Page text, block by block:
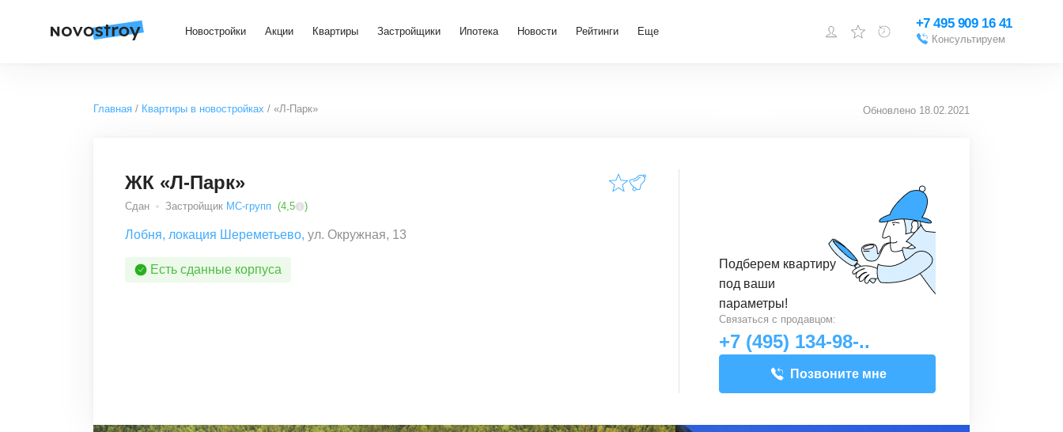
Новостройки Акции Квартиры Застройщики Ипотека Новости Рейтинги Еще
Добавить объект
+7 495 909 16 41
Консультируем
Главная Квартиры в новостройках «Л-Парк» Обновлено 18.02.2021
ЖК «Л-Парк»
Сдан Застройщик МС-групп (4,5 )
Лобня, локация Шереметьево, ул. Окружная, 13
Есть сданные корпуса Подберем квартиру
под ваши
параметры!
Связаться с продавцом:
+7 (495) 134-98-..
Позвоните мне